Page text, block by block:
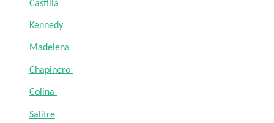
Castilla
Kennedy
Madelena
Chapinero
Colina
Salitre